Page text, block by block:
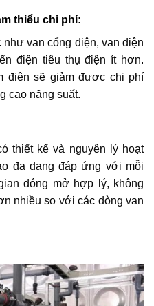
thiểu chi phí:
van cổng điện, van điện
điện tiêu thụ điện ít hơn.
điện sẽ giảm được chi phí
cao năng suất.
thiết kế và nguyên lý hoạt
đa dạng đáp ứng với mỗi
đóng mở hợp lý, không
nhiều so với các dòng van